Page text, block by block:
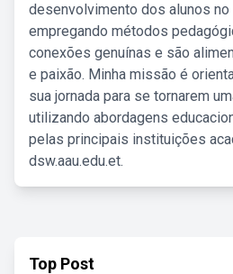
desenvolvimento dos alunos
empregando métodos
conexões genuínas e são
e paixão. Minha missão é
sua jornada para se tornarem
utilizando abordagens
pelas principais instituições
dsw.aau.edu.et.
Top Post